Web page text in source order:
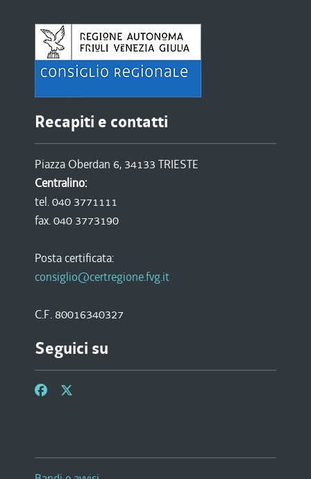
Recapiti e contatti
Piazza Oberdan 6, 34133 TRIESTE
Centralino:
tel. 040 3771111
fax. 040 3773190
Posta certificata:
consiglio@certregione.fvg.it
C.F. 80016340327
Seguici su